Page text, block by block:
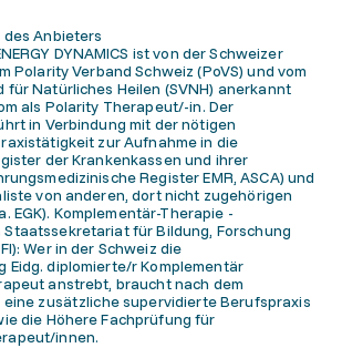
des Anbieters
DYNAMICS ist von der Schweizer
Polarity Verband Schweiz (PoVS) und vom
für Natürliches Heilen (SVNH) anerkannt
als Polarity Therapeut/-in. Der
in Verbindung mit der nötigen
zur Aufnahme in die
der Krankenkassen und ihrer
Register EMR, ASCA) und
von anderen, dort nicht zugehörigen
EGK). Komplementär-Therapie -
für Bildung, Forschung
Wer in der Schweiz die
Eidg. diplomierte/r Komplementär
anstrebt, braucht nach dem
zusätzliche supervidierte Berufspraxis
die Höhere Fachprüfung für
innen.